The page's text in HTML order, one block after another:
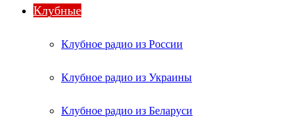
Клубные
Клубное радио из России
Клубное радио из Украины
Клубное радио из Беларуси